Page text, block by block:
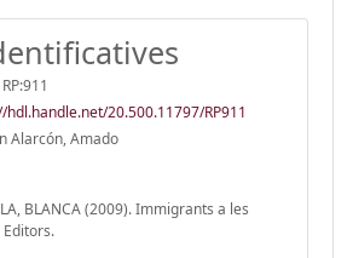
RP:911
hdl.handle.net/20.500.11797/RP911
Alarcón, Amado
BLANCA (2009). Immigrants a les
Editors.